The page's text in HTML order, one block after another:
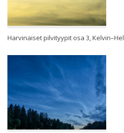
Harvinaiset pilvityypit osa 3,